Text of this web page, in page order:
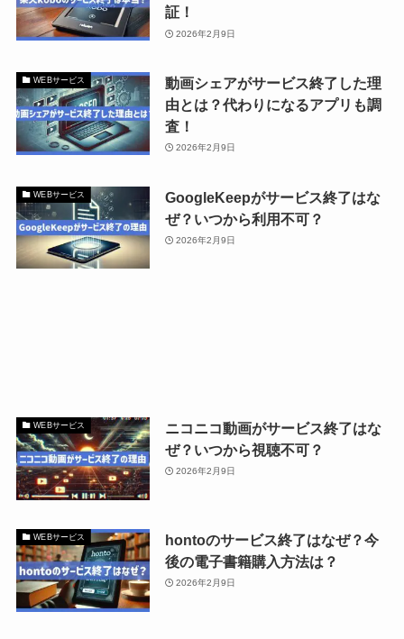
証！
2026年2月9日
WEBサービス
動画シェアがサービス終了した理
由とは？代わりになるアプリも調
査！
2026年2月9日
WEBサービス
GoogleKeepがサービス終了はな
ぜ？いつから利用不可？
2026年2月9日
WEBサービス
ニコニコ動画がサービス終了はな
ぜ？いつから視聴不可？
2026年2月9日
WEBサービス
hontoのサービス終了はなぜ？今
後の電子書籍購入方法は？
2026年2月9日